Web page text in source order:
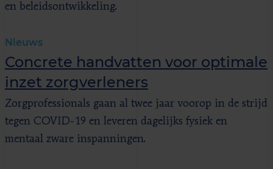
en beleidsontwikkeling.
Nieuws
Concrete handvatten voor optimale
inzet zorgverleners
Zorgprofessionals gaan al twee jaar voorop in de strijd
tegen COVID-19 en leveren dagelijks fysiek en
mentaal zware inspanningen.